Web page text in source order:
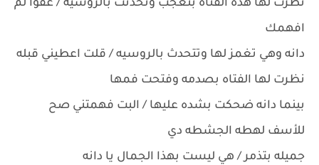
نظرت لها هذه الفتاه بتعجب وتحدثت بالروسيه / عفوا لم
افهمك
دانه وهي تغمز لها وتتحدث بالروسيه / قلت اعطيني قبله
نظرت لها الفتاه بصدمه وفتحت فمها
بينما دانه ضحكت بشده عليها / البت فهمتني صح
للأسف لهطه الجشطه دي
جميله بتذمر / هي ليست بهذا الجمال يا دانه